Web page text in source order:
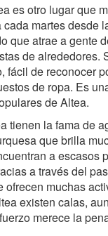
es otro lugar que
martes desde
que atrae a gente
de alrededores.
fácil de reconocer
de ropa. Es
de Altea.
tienen la fama de
que brilla
a escasos
a través del
ofrecen muchas
existen calas,
merece la